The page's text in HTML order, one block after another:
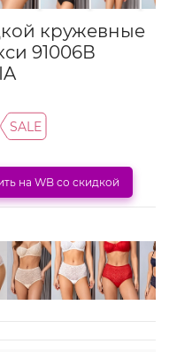
кружевные
91006В
SALE
на WB со скидкой